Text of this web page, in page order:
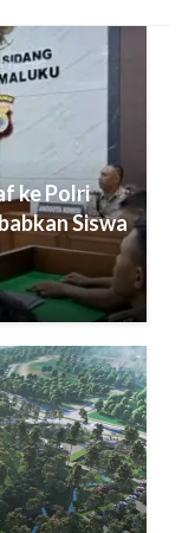
ke Polri
Siswa